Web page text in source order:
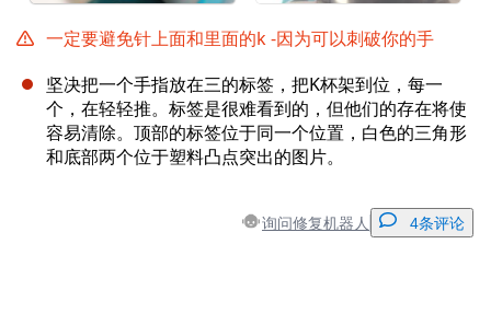
一定要避免针上面和里面的k -因为可以刺破你的手
坚决把一个手指放在三的标签，把K杯架到位，每一
个，在轻轻推。标签是很难看到的，但他们的存在将使
容易清除。顶部的标签位于同一个位置，白色的三角形
和底部两个位于塑料凸点突出的图片。
询问修复机器人 4条评论